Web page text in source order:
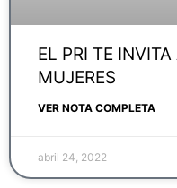
EL PRI TE
MUJERES
VER NOTA COMPLETA
abril 24, 2022